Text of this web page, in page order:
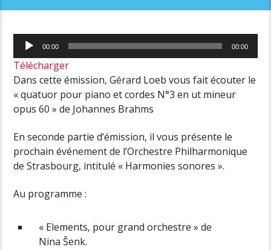
Lecteur
audio
00:00 00:00
Télécharger
Dans cette émission, Gérard Loeb vous fait écouter le
« quatuor pour piano et cordes N°3 en ut mineur
opus 60 » de Johannes Brahms
En seconde partie d’émission, il vous présente le
prochain événement de l’Orchestre Philharmonique
de Strasbourg, intitulé « Harmonies sonores ».
Au programme :
« Elements, pour grand orchestre » de
Nina Šenk.